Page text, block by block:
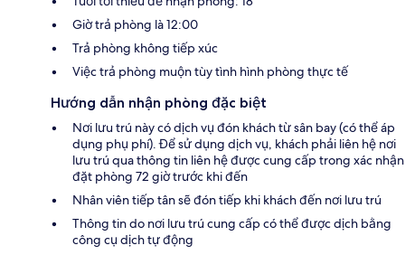
Giờ trả phòng là 12:00
Trả phòng không tiếp xúc
Việc trả phòng muộn tùy tình hình phòng thực tế
Hướng dẫn nhận phòng đặc biệt
Nơi lưu trú này có dịch vụ đón khách từ sân bay (có thể áp
dụng phụ phí). Để sử dụng dịch vụ, khách phải liên hệ nơi
lưu trú qua thông tin liên hệ được cung cấp trong xác nhận
đặt phòng 72 giờ trước khi đến
Nhân viên tiếp tân sẽ đón tiếp khi khách đến nơi lưu trú
Thông tin do nơi lưu trú cung cấp có thể được dịch bằng
công cụ dịch tự động